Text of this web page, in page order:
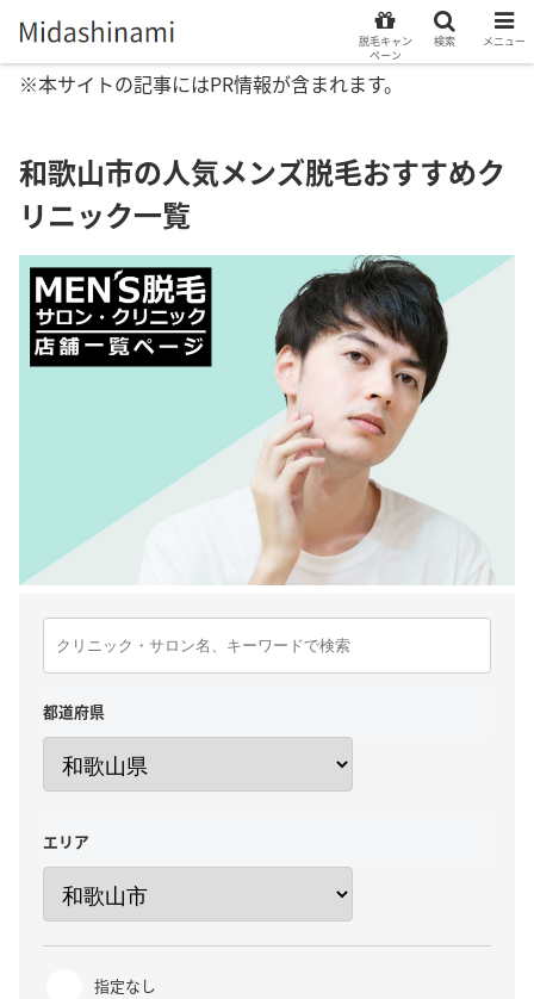
※本サイトの記事にはPR情報が含まれます。
和歌山市の人気メンズ脱毛おすすめク
リニック一覧
都道府県
エリア
指定なし
脱毛キャン
ペーン
検索 メニュー